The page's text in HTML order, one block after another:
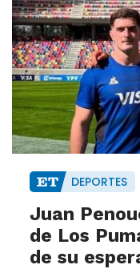
DEPORTES
Juan
de Los
de su